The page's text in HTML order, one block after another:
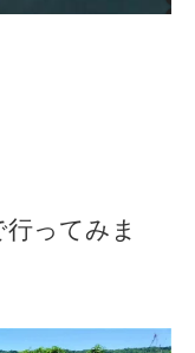
ってみま